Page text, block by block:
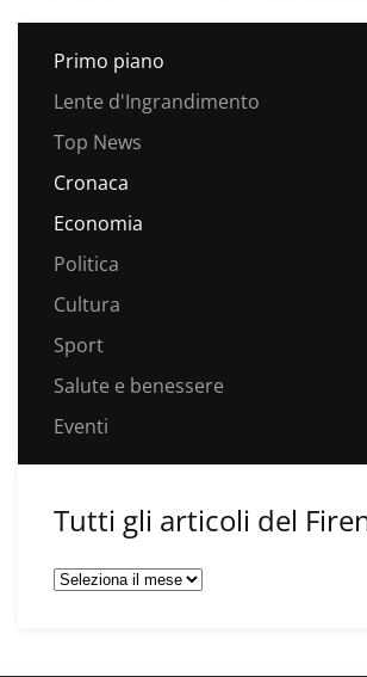
Primo piano
Lente d'Ingrandimento
Top News
Cronaca
Economia
Politica
Cultura
Sport
Salute e benessere
Eventi
Tutti gli articoli del
Tutti